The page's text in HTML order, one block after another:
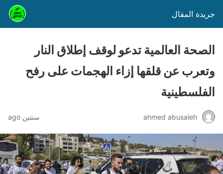
جريدة المقال
الصحة العالمية تدعو لوقف إطلاق النار
وتعرب عن قلقها إزاء الهجمات على رفح
الفلسطينية
ahmed abusaleh سنتين ago